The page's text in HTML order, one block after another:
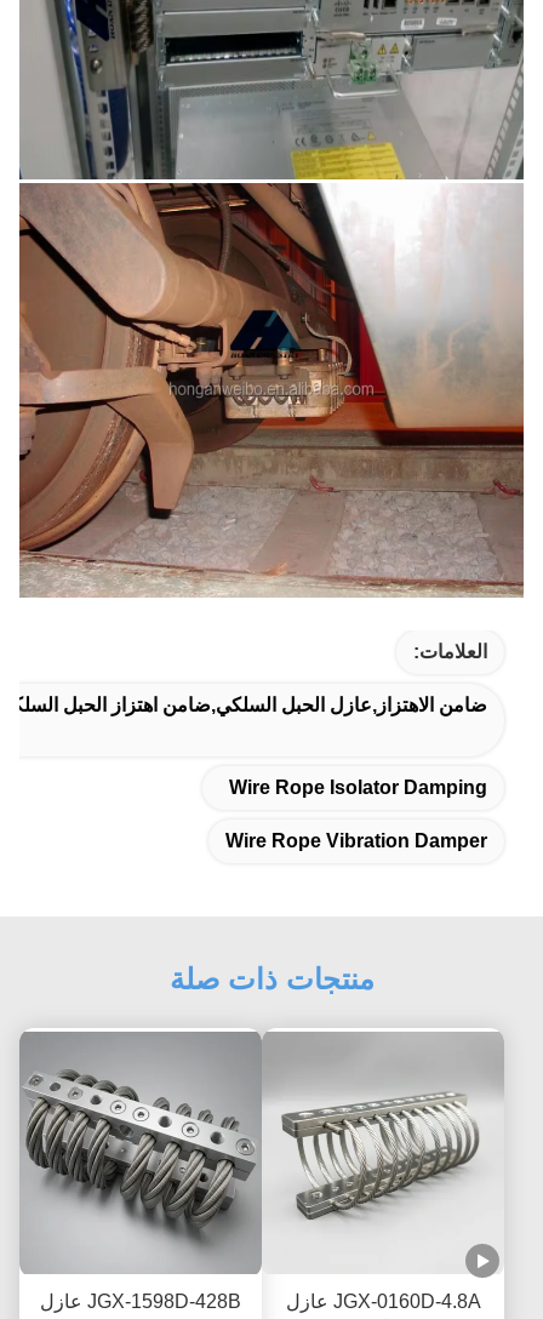
العلامات:
ضامن الاهتزاز,عازل الحبل السلكي,ضامن اهتزاز الحبل السلكي
Wire Rope Isolator Damping
Wire Rope Vibration Damper
منتجات ذات صلة
JGX-0160D-4.8A عازل
JGX-1598D-428B عازل